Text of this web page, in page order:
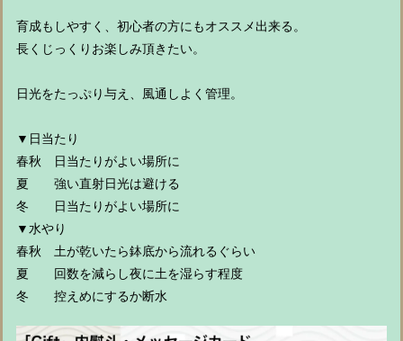
育成もしやすく、初心者の方にもオススメ出来る。
長くじっくりお楽しみ頂きたい。
日光をたっぷり与え、風通しよく管理。
▼日当たり
春秋 日当たりがよい場所に
夏 強い直射日光は避ける
冬 日当たりがよい場所に
▼水やり
春秋 土が乾いたら鉢底から流れるぐらい
夏 回数を減らし夜に土を湿らす程度
冬 控えめにするか断水